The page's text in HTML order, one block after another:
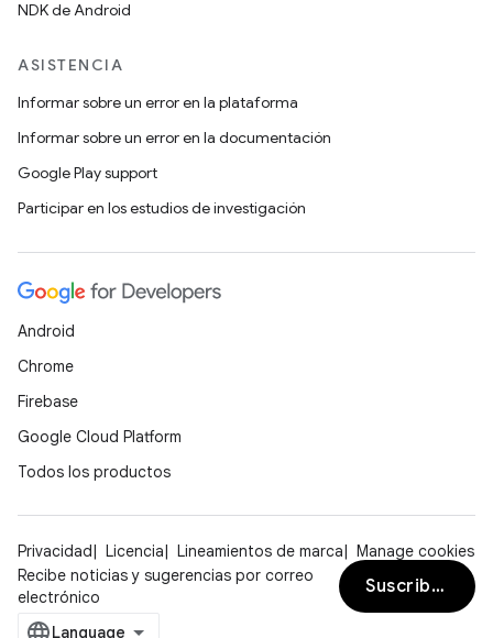
NDK de Android
ASISTENCIA
Informar sobre un error en la plataforma
Informar sobre un error en la documentación
Google Play support
Participar en los estudios de investigación
Android
Chrome
Firebase
Google Cloud Platform
Todos los productos
Privacidad Licencia Lineamientos de marca
Manage cookies
Recibe noticias y sugerencias por correo
electrónico
Suscribirse